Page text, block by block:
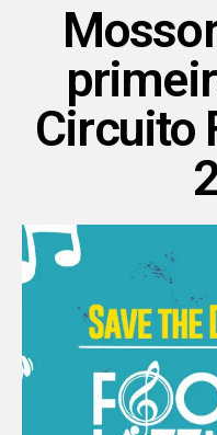
Circuito